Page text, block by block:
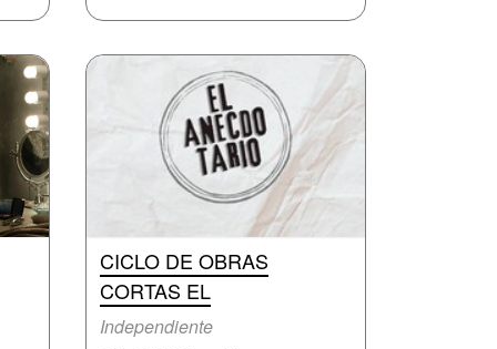
CICLO DE OBRAS
CORTAS EL
Independiente